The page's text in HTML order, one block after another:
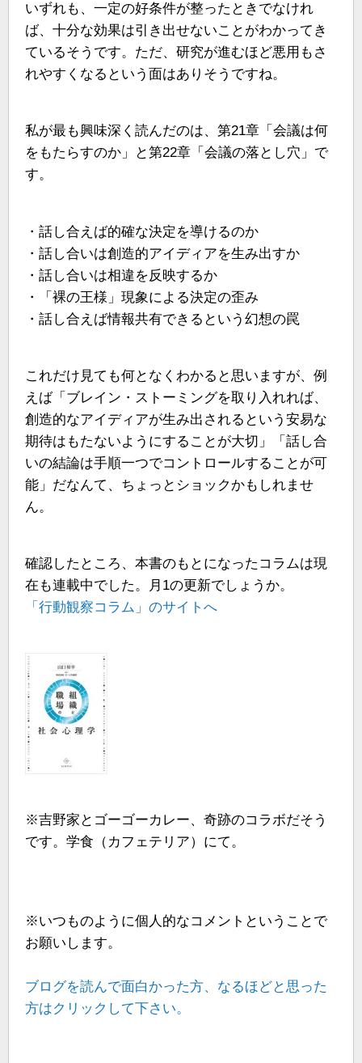
いずれも、一定の好条件が整ったときでなけれ
ば、十分な効果は引き出せないことがわかってき
ているそうです。ただ、研究が進むほど悪用もさ
れやすくなるという面はありそうですね。
私が最も興味深く読んだのは、第21章「会議は何
をもたらすのか」と第22章「会議の落とし穴」で
す。
・話し合えば的確な決定を導けるのか
・話し合いは創造的アイディアを生み出すか
・話し合いは相違を反映するか
・「裸の王様」現象による決定の歪み
・話し合えば情報共有できるという幻想の罠
これだけ見ても何となくわかると思いますが、例
えば「ブレイン・ストーミングを取り入れれば、
創造的なアイディアが生み出されるという安易な
期待はもたないようにすることが大切」「話し合
いの結論は手順一つでコントロールすることが可
能」だなんて、ちょっとショックかもしれませ
ん。
確認したところ、本書のもとになったコラムは現
在も連載中でした。月1の更新でしょうか。
「行動観察コラム」のサイトへ
※吉野家とゴーゴーカレー、奇跡のコラボだそう
です。学食（カフェテリア）にて。
※いつものように個人的なコメントということで
お願いします。
ブログを読んで面白かった方、なるほどと思った
方はクリックして下さい。